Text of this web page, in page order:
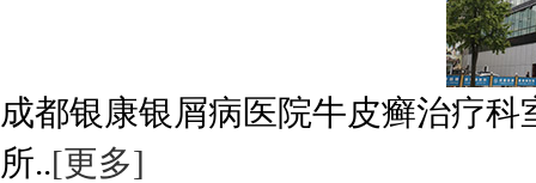
成都银康银屑病医院牛皮癣治疗
所..[更多]